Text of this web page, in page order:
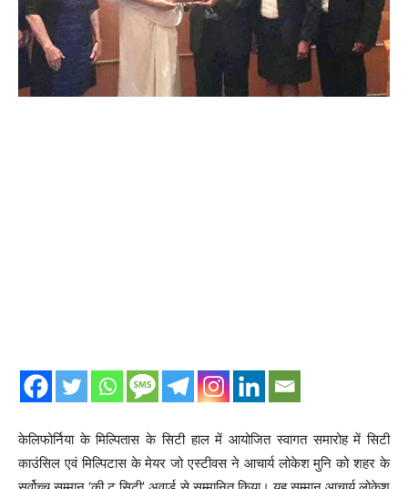
केलिफोर्निया के मिल्पितास के सिटी हाल में आयोजित स्वागत समारोह में सिटी
काउंसिल एवं मिल्पिटास के मेयर जो एस्टीवस ने आचार्य लोकेश मुनि को शहर के